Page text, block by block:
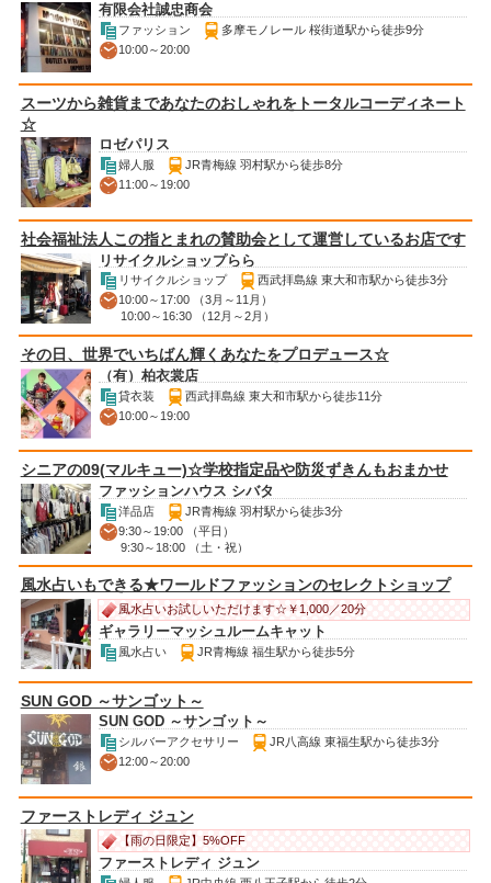
有限会社誠忠商会
ファッション
多摩モノレール 桜街道駅から徒歩9分
10:00～20:00
スーツから雑貨まであなたのおしゃれをトータルコーディネート
☆
ロゼパリス
婦人服
JR青梅線 羽村駅から徒歩8分
11:00～19:00
社会福祉法人この指とまれの賛助会として運営しているお店です
リサイクルショップらら
リサイクルショップ
西武拝島線 東大和市駅から徒歩3分
10:00～17:00 （3月～11月）
10:00～16:30 （12月～2月）
その日、世界でいちばん輝くあなたをプロデュース☆
（有）柏衣裳店
貸衣装
西武拝島線 東大和市駅から徒歩11分
10:00～19:00
シニアの09(マルキュー)☆学校指定品や防災ずきんもおまかせ
ファッションハウス シバタ
洋品店
JR青梅線 羽村駅から徒歩3分
9:30～19:00 （平日）
9:30～18:00 （土・祝）
風水占いもできる★ワールドファッションのセレクトショップ
風水占いお試しいただけます☆￥1,000／20分
ギャラリーマッシュルームキャット
風水占い JR青梅線 福生駅から徒歩5分
SUN GOD ～サンゴット～
SUN GOD ～サンゴット～
シルバーアクセサリー
JR八高線 東福生駅から徒歩3分
12:00～20:00
ファーストレディ ジュン
【雨の日限定】5%OFF
ファーストレディ ジュン